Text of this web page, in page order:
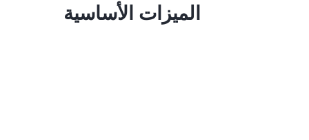
الميزات الأساسية